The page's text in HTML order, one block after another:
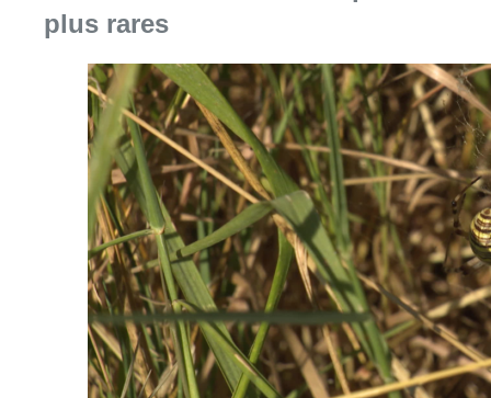
plus rares